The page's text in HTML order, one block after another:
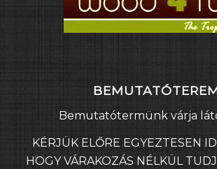
Bemutatótermünk várja
KÉRJÜK ELŐRE EGYEZTESEN
HOGY VÁRAKOZÁS NÉLKÜL